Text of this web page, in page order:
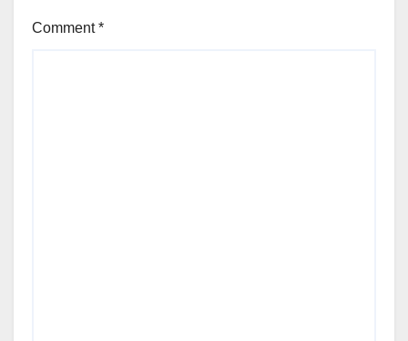
Comment*